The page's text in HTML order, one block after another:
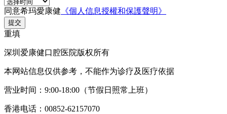
同意希玛愛康健 《個人信息授權和保護聲明》
提交
重填
深圳爱康健口腔医院版权所有
本网站信息仅供参考，不能作为诊疗及医疗依据
营业时间：9:00-18:00（节假日照常上班）
香港电话：00852-62157070